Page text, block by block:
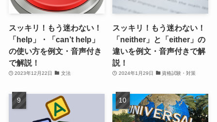
スッキリ！もう迷わない！
「help」・「can’t help」
の使い方を例文・音声付き
で解説！
2023年12月22日 文法
スッキリ！もう迷わない！
「neither」と「either」の
違いを例文・音声付きで解
説！
2024年1月29日 資格試験・対策